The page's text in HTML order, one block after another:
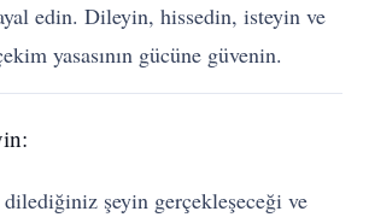
edin. Dileyin, hissedin, isteyin ve
yasasının gücüne güvenin.
şeyin gerçekleşeceği ve